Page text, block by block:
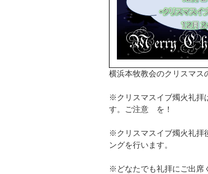
横浜本牧教会のクリスマス
※クリスマスイブ燭火礼拝
す。ご注意 を！
※クリスマスイブ燭火礼拝
ングを行います。
※どなたでも礼拝にご出席